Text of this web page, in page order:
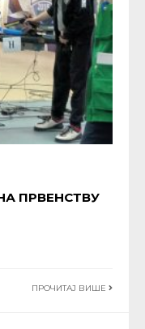
ПРВЕНСТВУ
ПРОЧИТАЈ ВИШЕ